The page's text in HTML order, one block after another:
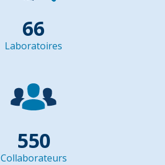
66
Laboratoires
550
Collaborateurs